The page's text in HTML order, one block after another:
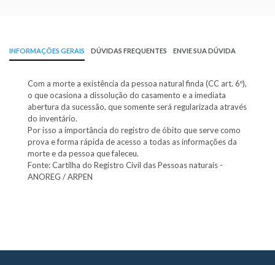
INFORMAÇÕES GERAIS DÚVIDAS FREQUENTES ENVIE SUA DÚVIDA
Com a morte a existência da pessoa natural finda (CC art. 6º),
o que ocasiona a dissolução do casamento e a imediata
abertura da sucessão, que somente será regularizada através
do inventário.
Por isso a importância do registro de óbito que serve como
prova e forma rápida de acesso a todas as informações da
morte e da pessoa que faleceu.
Fonte: Cartilha do Registro Civil das Pessoas naturais -
ANOREG / ARPEN